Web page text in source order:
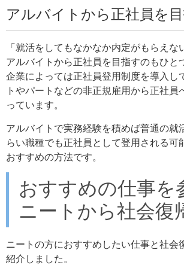
アルバイトから正社員を
「就活をしてもなかなか内定がもらえな
アルバイトから正社員を目指すのもひと
企業によっては正社員登用制度を導入し
トやパートなどの非正規雇用から正社員
っています。
アルバイトで実務経験を積めば普通の就
らい職種でも正社員として登用される可
おすすめの方法です。
おすすめの仕事を
ニートから社会復
ニートの方におすすめしたい仕事と社会
紹介しました。